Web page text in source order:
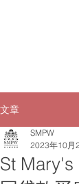
文章
St Mary's
SMPW
2023年10月